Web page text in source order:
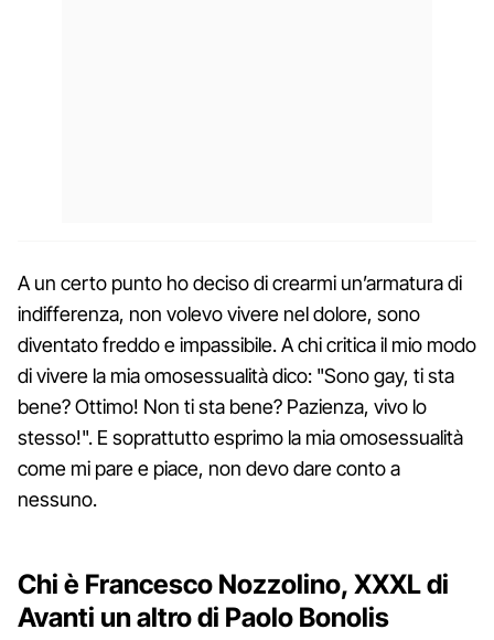
A un certo punto ho deciso di crearmi un’armatura di
indifferenza, non volevo vivere nel dolore, sono
diventato freddo e impassibile. A chi critica il mio modo
di vivere la mia omosessualità dico: "Sono gay, ti sta
bene? Ottimo! Non ti sta bene? Pazienza, vivo lo
stesso!". E soprattutto esprimo la mia omosessualità
come mi pare e piace, non devo dare conto a
nessuno.
Chi è Francesco Nozzolino, XXXL di
Avanti un altro di Paolo Bonolis